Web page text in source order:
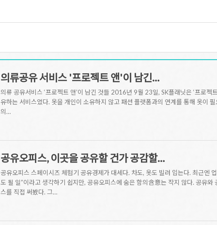
의류공유 서비스 '프로젝트 앤'이 남긴…
의류 공유서비스 ‘프로젝트 앤’이 남긴 것들 2016년 9월 23일, SK플래닛은 ‘프로젝
유하는 서비스였다. 옷을 개인이 소유하지 않고 패션 플랫폼과의 연계를 통해 옷이
의…
공유오피스, 이곳을 공유할 건가 공감할…
공유오피스 스페이시즈 체험기 공유경제가 대세다. 차도, 옷도 빌려 입는다. 최근엔
도 될 일”이라고 생각하기 쉽지만, 공유오피스에 숨은 함의含意는 작지 않다. 공유
스를 직접 써봤다. 그…